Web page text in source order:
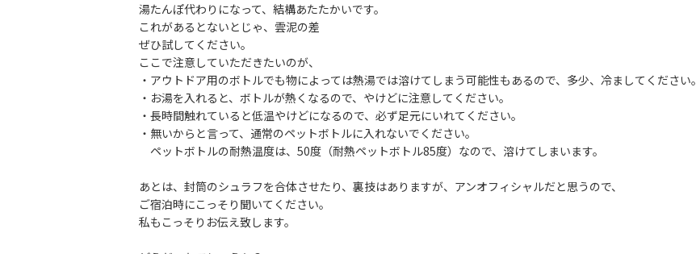
湯たんぽ代わりになって、結構あたたかいです。
これがあるとないとじゃ、雲泥の差
ぜひ試してください。
ここで注意していただきたいのが、
・アウトドア用のボトルでも物によっては熱湯では溶けてしまう可能性もあるので、多少、冷ましてください。
・お湯を入れると、ボトルが熱くなるので、やけどに注意してください。
・長時間触れていると低温やけどになるので、必ず足元にいれてください。
・無いからと言って、通常のペットボトルに入れないでください。
ペットボトルの耐熱温度は、50度（耐熱ペットボトル85度）なので、溶けてしまいます。
あとは、封筒のシュラフを合体させたり、裏技はありますが、アンオフィシャルだと思うので、
ご宿泊時にこっそり聞いてください。
私もこっそりお伝え致します。